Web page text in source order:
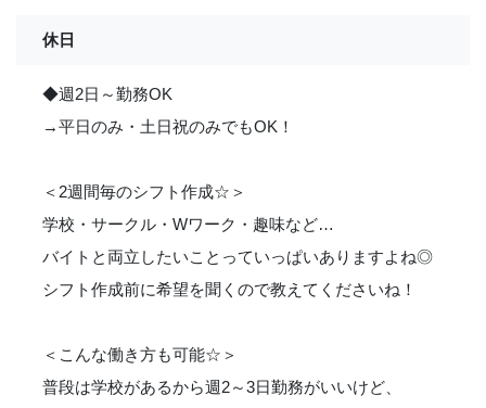
休日
◆週2日～勤務OK
→平日のみ・土日祝のみでもOK！
＜2週間毎のシフト作成☆＞
学校・サークル・Wワーク・趣味など…
バイトと両立したいことっていっぱいありますよね◎
シフト作成前に希望を聞くので教えてくださいね！
＜こんな働き方も可能☆＞
普段は学校があるから週2～3日勤務がいいけど、